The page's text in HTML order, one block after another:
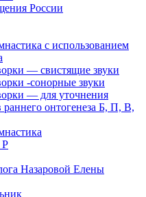
России
с использованием
— свистящие звуки
-сонорные звуки
— для уточнения
онтогенеза Б, П, В,
Р
Назаровой Елены